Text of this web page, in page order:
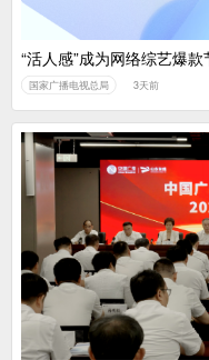
“活人感”成为网络综艺爆
国家广播电视总局 3天前